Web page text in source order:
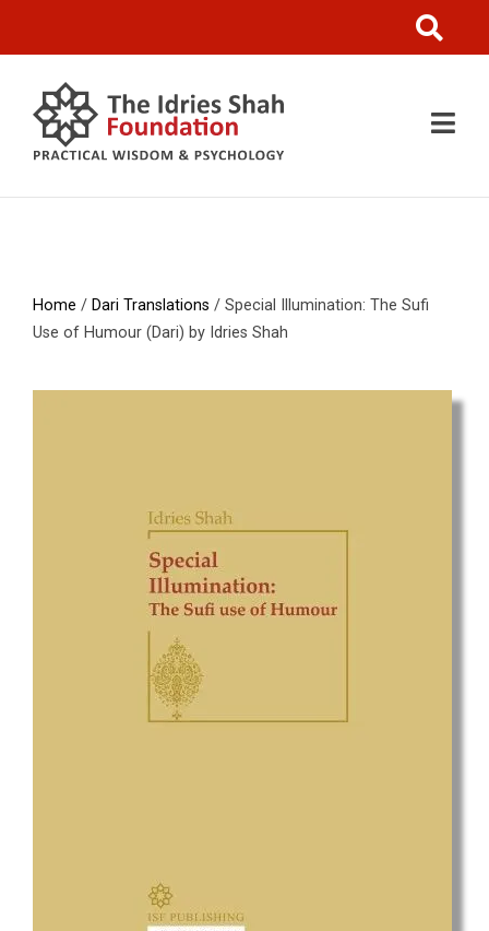
Home / Dari Translations / Special Illumination: The Sufi
Use of Humour (Dari) by Idries Shah